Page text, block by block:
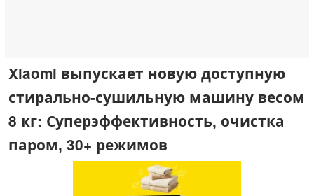
Xiaomi выпускает новую доступную
стирально-сушильную машину весом
8 кг: Суперэффективность, очистка
паром, 30+ режимов